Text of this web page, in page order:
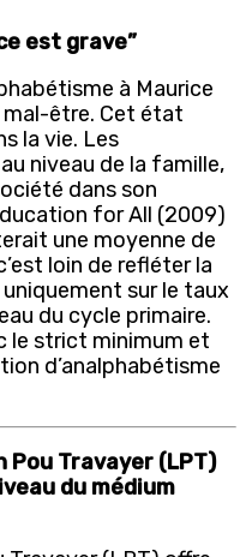
est grave”
à Maurice
être. Cet état
la vie. Les
niveau de la famille,
dans son
for All (2009)
une moyenne de
loin de refléter la
sur le taux
du cycle primaire.
le strict minimum et
d’analphabétisme
Pou Travayer (LPT)
du médium